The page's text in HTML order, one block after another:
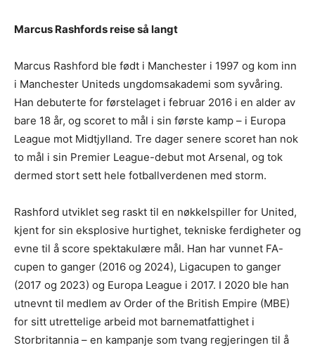
Marcus Rashfords reise så langt
Marcus Rashford ble født i Manchester i 1997 og kom inn
i Manchester Uniteds ungdomsakademi som syvåring.
Han debuterte for førstelaget i februar 2016 i en alder av
bare 18 år, og scoret to mål i sin første kamp – i Europa
League mot Midtjylland. Tre dager senere scoret han nok
to mål i sin Premier League-debut mot Arsenal, og tok
dermed stort sett hele fotballverdenen med storm.
Rashford utviklet seg raskt til en nøkkelspiller for United,
kjent for sin eksplosive hurtighet, tekniske ferdigheter og
evne til å score spektakulære mål. Han har vunnet FA-
cupen to ganger (2016 og 2024), Ligacupen to ganger
(2017 og 2023) og Europa League i 2017. I 2020 ble han
utnevnt til medlem av Order of the British Empire (MBE)
for sitt utrettelige arbeid mot barnematfattighet i
Storbritannia – en kampanje som tvang regjeringen til å